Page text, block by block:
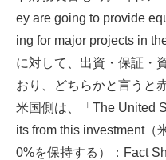
ey are going to provide
ing for major projects in
に対して、出資・保証・
おり、どちらかと言うと
米国側は、「The United
its from this investment（
0%を保持する）：Fact